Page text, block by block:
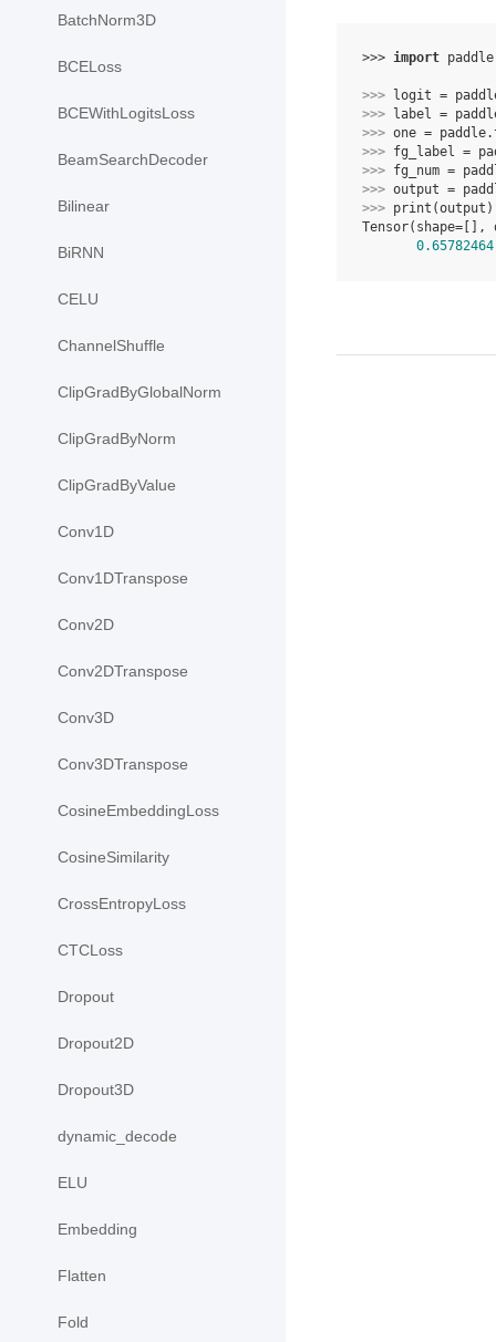
BatchNorm3D
BCELoss
BCEWithLogitsLoss
BeamSearchDecoder
Bilinear
BiRNN
CELU
ChannelShuffle
ClipGradByGlobalNorm
ClipGradByNorm
ClipGradByValue
Conv1D
Conv1DTranspose
Conv2D
Conv2DTranspose
Conv3D
Conv3DTranspose
CosineEmbeddingLoss
CosineSimilarity
CrossEntropyLoss
CTCLoss
Dropout
Dropout2D
Dropout3D
dynamic_decode
ELU
Embedding
Flatten
Fold
>>> import paddle
>>> logit =
>>>
label =
>>> one = paddle.
>>> fg_label =
>>> fg_num =
>>> output =
>>> print (output )
Tensor(shape=[],
0.65782464